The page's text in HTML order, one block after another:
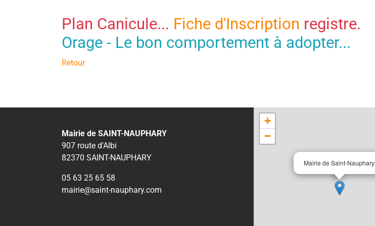
Plan Canicule... Fiche d'Inscription registre.
Orage - Le bon comportement à adopter...
Retour
Mairie de SAINT-NAUPHARY
907 route d'Albi
82370 SAINT-NAUPHARY
05 63 25 65 58
mairie@saint-nauphary.com
Mairie de Saint-Nauphary
+
−